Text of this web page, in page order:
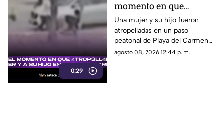
0:29
momento en que
4tr0p3ll4n a una mujer
y a su hijo en un paso
peatonal de Playa del
Carmen
Una mujer y su hijo fueron
atropelladas en un paso
peatonal de Playa del Carmen.
Cámara de seguridad captó el
agosto 08, 2026 12:44 p. m.